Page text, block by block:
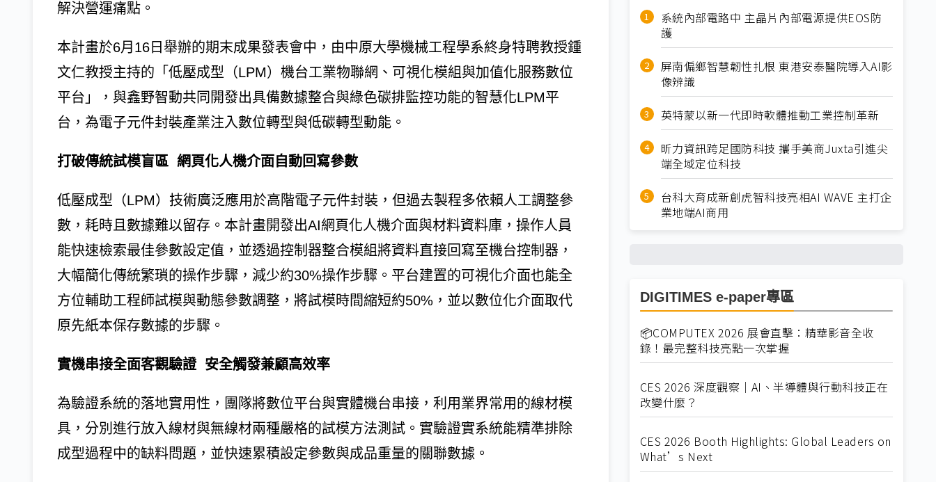
解決營運痛點。
本計畫於6月16日舉辦的期末成果發表會中，由中原大學機械工程學系終身特聘教授鍾
文仁教授主持的「低壓成型（LPM）機台工業物聯網、可視化模組與加值化服務數位
平台」，與鑫野智動共同開發出具備數據整合與綠色碳排監控功能的智慧化LPM平
台，為電子元件封裝產業注入數位轉型與低碳轉型動能。
打破傳統試模盲區 網頁化人機介面自動回寫參數
低壓成型（LPM）技術廣泛應用於高階電子元件封裝，但過去製程多依賴人工調整參
數，耗時且數據難以留存。本計畫開發出AI網頁化人機介面與材料資料庫，操作人員
能快速檢索最佳參數設定值，並透過控制器整合模組將資料直接回寫至機台控制器，
大幅簡化傳統繁瑣的操作步驟，減少約30%操作步驟。平台建置的可視化介面也能全
方位輔助工程師試模與動態參數調整，將試模時間縮短約50%，並以數位化介面取代
原先紙本保存數據的步驟。
實機串接全面客觀驗證 安全觸發兼顧高效率
為驗證系統的落地實用性，團隊將數位平台與實體機台串接，利用業界常用的線材模
具，分別進行放入線材與無線材兩種嚴格的試模方法測試。實驗證實系統能精準排除
成型過程中的缺料問題，並快速累積設定參數與成品重量的關聯數據。
系統內部電路中 主晶片內部電源提供EOS防
護
屏南偏鄉智慧韌性扎根 東港安泰醫院導入AI影
像辨識
英特蒙以新一代即時軟體推動工業控制革新
昕力資訊跨足國防科技 攜手美商Juxta引進尖
端全域定位科技
台科大育成新創虎智科技亮相AI WAVE 主打企
業地端AI商用
DIGITIMES e-paper專區
📦COMPUTEX 2026 展會直擊：精華影音全收
錄！最完整科技亮點一次掌握
CES 2026 深度觀察｜AI、半導體與行動科技正在
改變什麼？
CES 2026 Booth Highlights: Global Leaders on
What’s Next